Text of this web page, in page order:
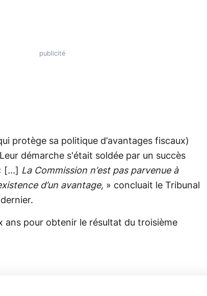
protège sa politique d’avantages fiscaux)
démarche s'était soldée par un succès
…
La Commission n’est pas parvenue à
d’un avantage, » concluait le Tribunal
ans pour obtenir le résultat du troisième